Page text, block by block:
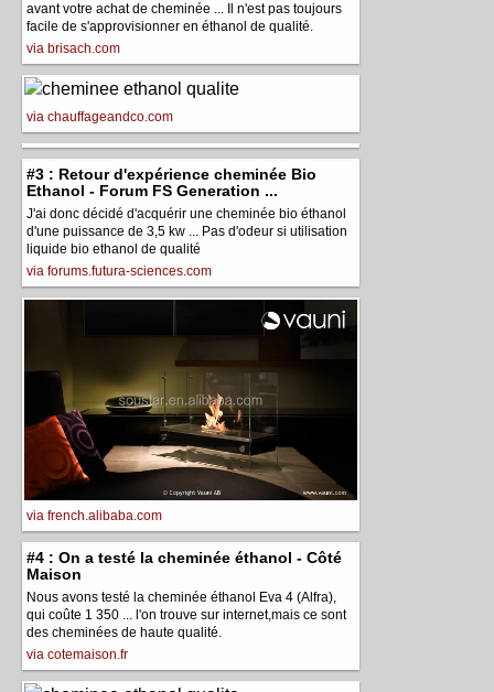
avant votre achat de cheminée ... Il n'est pas toujours
facile de s'approvisionner en éthanol de qualité.
via brisach.com
via chauffageandco.com
#3 : Retour d'expérience cheminée Bio
Ethanol - Forum FS Generation ...
J'ai donc décidé d'acquérir une cheminée bio éthanol
d'une puissance de 3,5 kw ... Pas d'odeur si utilisation
liquide bio ethanol de qualité
via forums.futura-sciences.com
via french.alibaba.com
#4 : On a testé la cheminée éthanol - Côté
Maison
Nous avons testé la cheminée éthanol Eva 4 (Alfra),
qui coûte 1 350 ... l'on trouve sur internet,mais ce sont
des cheminées de haute qualité.
via cotemaison.fr